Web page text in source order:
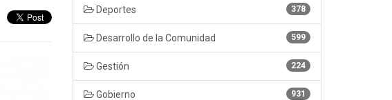
378
Deportes
599
Desarrollo de la Comunidad
224
Gestión
931
Gobierno